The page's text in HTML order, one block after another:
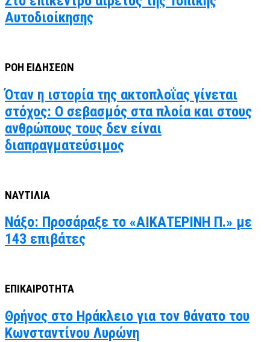
Αυτοδιοίκησης
ΡΟΗ ΕΙΔΗΣΕΩΝ
Όταν η ιστορία της ακτοπλοΐας γίνεται
στόχος: Ο σεβασμός στα πλοία και στους
ανθρώπους τους δεν είναι
διαπραγματεύσιμος
ΝΑΥΤΙΛΙΑ
Νάξο: Προσάραξε το «ΑΙΚΑΤΕΡΙΝΗ Π.» με
143 επιβάτες
ΕΠΙΚΑΙΡΟΤΗΤΑ
Θρήνος στο Ηράκλειο για τον θάνατο του
Κωνσταντίνου Λυρώνη